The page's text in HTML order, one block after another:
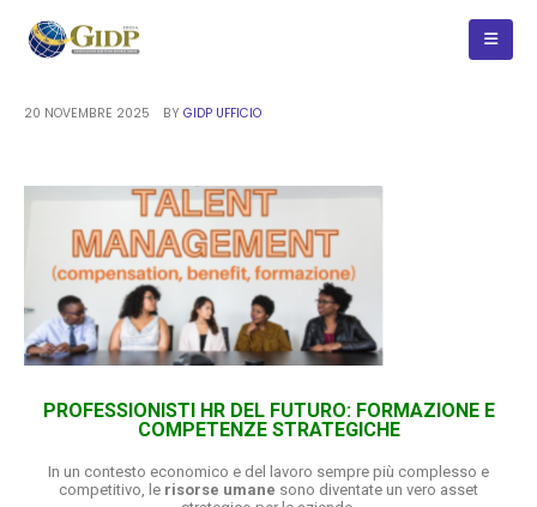
20 NOVEMBRE 2025 BY GIDP UFFICIO
PROFESSIONISTI HR DEL FUTURO: FORMAZIONE E
COMPETENZE STRATEGICHE
In un contesto economico e del lavoro sempre più complesso e
competitivo, le risorse umane sono diventate un vero asset